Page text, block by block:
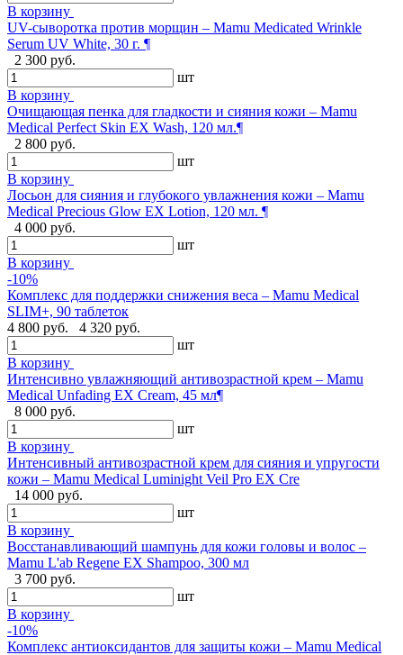
В корзину
UV-сыворотка против морщин – Mamu Medicated Wrinkle
Serum UV White, 30 г. ¶
2 300 руб.
шт
В корзину
Очищающая пенка для гладкости и сияния кожи – Mamu
Medical Perfect Skin EX Wash, 120 мл.¶
2 800 руб.
шт
В корзину
Лосьон для сияния и глубокого увлажнения кожи – Mamu
Medical Precious Glow EX Lotion, 120 мл. ¶
4 000 руб.
шт
В корзину
-10%
Комплекс для поддержки снижения веса – Mamu Medical
SLIM+, 90 таблеток
4 800 руб.
4 320 руб.
шт
В корзину
Интенсивно увлажняющий антивозрастной крем – Mamu
Medical Unfading EX Cream, 45 мл¶
8 000 руб.
шт
В корзину
Интенсивный антивозрастной крем для сияния и упругости
кожи – Mamu Medical Luminight Veil Pro EX Cre
14 000 руб.
шт
В корзину
Восстанавливающий шампунь для кожи головы и волос –
Mamu L'ab Regene EX Shampoo, 300 мл
3 700 руб.
шт
В корзину
-10%
Комплекс антиоксидантов для защиты кожи – Mamu Medical